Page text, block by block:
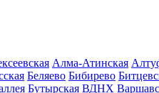
Алма-Атинская
Беляево Бибирево
Бутырская ВДНХ